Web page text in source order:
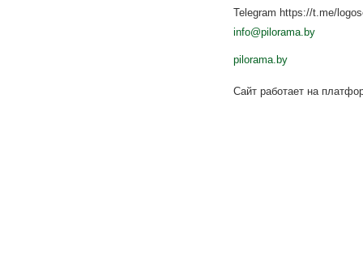
Telegram https://t.me/
info@pilorama.by
pilorama.by
Сайт работает на